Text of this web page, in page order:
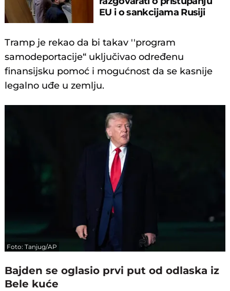
EU i o sankcijama Rusiji
Tramp je rekao da bi takav ''program
samodeportacije“ uključivao određenu
finansijsku pomoć i mogućnost da se kasnije
legalno uđe u zemlju.
Foto: Tanjug/AP
Bajden se oglasio prvi put od odlaska iz
Bele kuće